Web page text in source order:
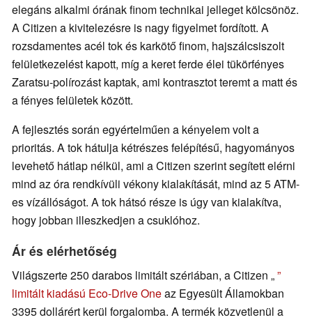
elegáns alkalmi órának finom technikai jelleget kölcsönöz.
A Citizen a kivitelezésre is nagy figyelmet fordított. A
rozsdamentes acél tok és karkötő finom, hajszálcsiszolt
felületkezelést kapott, míg a keret ferde élei tükörfényes
Zaratsu-polírozást kaptak, ami kontrasztot teremt a matt és
a fényes felületek között.
A fejlesztés során egyértelműen a kényelem volt a
prioritás. A tok hátulja kétrészes felépítésű, hagyományos
levehető hátlap nélkül, ami a Citizen szerint segített elérni
mind az óra rendkívüli vékony kialakítását, mind az 5 ATM-
es vízállóságot. A tok hátsó része is úgy van kialakítva,
hogy jobban illeszkedjen a csuklóhoz.
Ár és elérhetőség
Világszerte 250 darabos limitált szériában, a Citizen „”
limitált kiadású Eco-Drive Oneaz Egyesült Államokban
3395 dollárért kerül forgalomba. A termék közvetlenül a